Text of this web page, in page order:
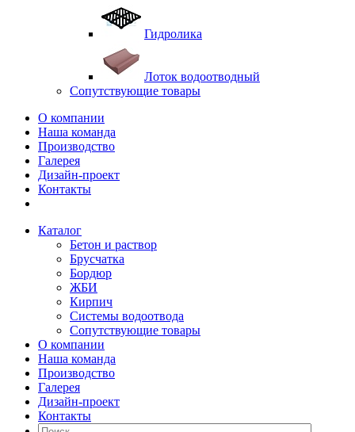
Гидролика
Лоток водоотводный
Сопутствующие товары
О компании
Наша команда
Производство
Галерея
Дизайн-проект
Контакты
Каталог
Бетон и раствор
Брусчатка
Бордюр
ЖБИ
Кирпич
Системы водоотвода
Сопутствующие товары
О компании
Наша команда
Производство
Галерея
Дизайн-проект
Контакты